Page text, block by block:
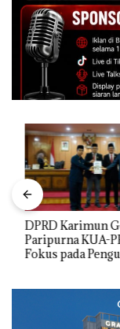
DPRD Karimun
Paripurna KUA-
Fokus pada